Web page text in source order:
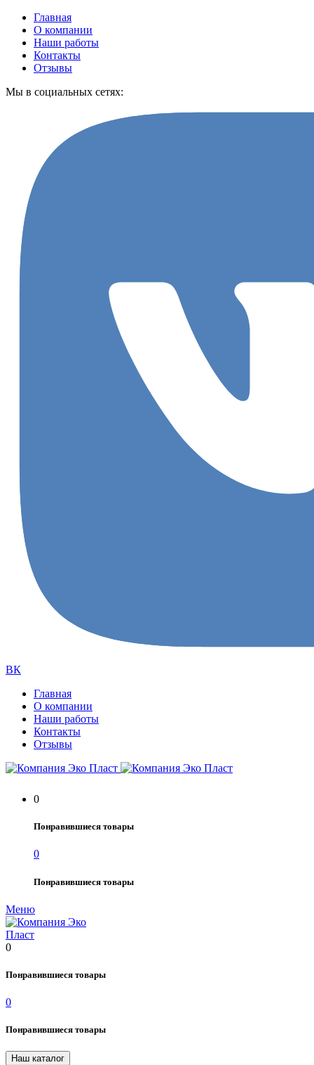
Главная
О компании
Наши работы
Контакты
Отзывы
Мы в социальных сетях:
ВК
Главная
О компании
Наши работы
Контакты
Отзывы
0
Понравившиеся товары
0
Понравившиеся товары
Меню
0
Понравившиеся товары
0
Понравившиеся товары
Наш каталог